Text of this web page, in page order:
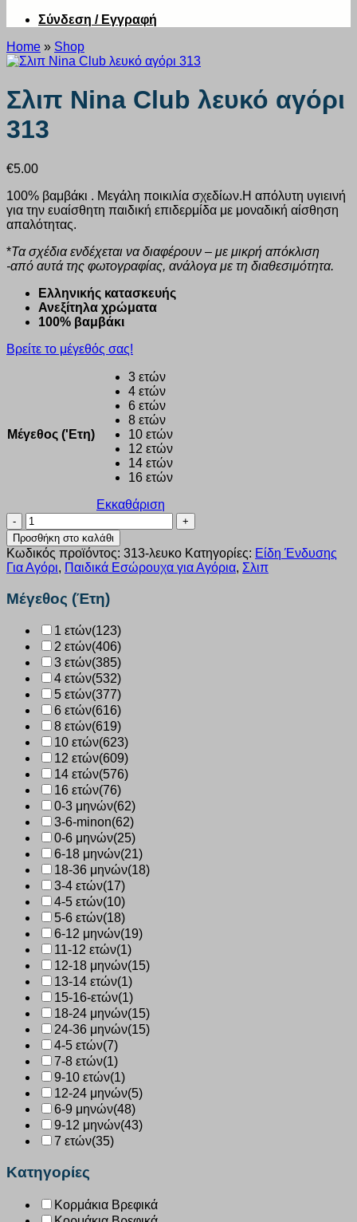
Σύνδεση / Εγγραφή
Home » Shop
Σλιπ Nina Club λευκό αγόρι
313
€5.00
100% βαμβάκι . Μεγάλη ποικιλία σχεδίων.Η απόλυτη υγιεινή
για την ευαίσθητη παιδική επιδερμίδα με μοναδική αίσθηση
απαλότητας.
*Τα σχέδια ενδέχεται να διαφέρουν – με μικρή απόκλιση
-από αυτά της φωτογραφίας, ανάλογα με τη διαθεσιμότητα.
Eλληνικής κατασκευής
Ανεξίτηλα χρώματα
100% βαμβάκι
Βρείτε το μέγεθός σας!
Μέγεθος ('Ετη)
3 ετών
4 ετών
6 ετών
8 ετών
10 ετών
12 ετών
14 ετών
16 ετών
Εκκαθάριση
Σλιπ
Nina
Club
λευκό
αγόρι
313
ποσότητα
Προσθήκη στο καλάθι
Κωδικός προϊόντος: 313-λευκο Κατηγορίες: Είδη Ένδυσης
Για Αγόρι, Παιδικά Εσώρουχα για Αγόρια, Σλιπ
Μέγεθος (Έτη)
1 ετών(123)
2 ετών(406)
3 ετών(385)
4 ετών(532)
5 ετών(377)
6 ετών(616)
8 ετών(619)
10 ετών(623)
12 ετών(609)
14 ετών(576)
16 ετών(76)
0-3 μηνών(62)
3-6-minon(62)
0-6 μηνών(25)
6-18 μηνών(21)
18-36 μηνών(18)
3-4 ετών(17)
4-5 ετών(10)
5-6 ετών(18)
6-12 μηνών(19)
11-12 ετών(1)
12-18 μηνών(15)
13-14 ετών(1)
15-16-ετών(1)
18-24 μηνών(15)
24-36 μηνών(15)
4-5 ετών(7)
7-8 ετών(1)
9-10 ετών(1)
12-24 μηνών(5)
6-9 μηνών(48)
9-12 μηνών(43)
7 ετών(35)
Κατηγορίες
Κορμάκια Βρεφικά